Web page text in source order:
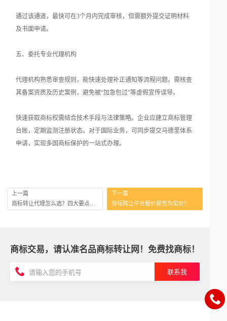
通过该通道，最快可在3个月内完成审核，但需额外提交证明材料
及书面申请。
五、委托专业代理机构
代理机构熟悉审查规则，能快速处理补正通知等流程问题。需核查
其备案资质及历史案例，避免被“加急包过”等虚假宣传误导。
快速获取商标权需结合技术手段与法律策略。企业应建立商标管理
台账，定期监测注册状态。对于国际业务，可同步提交马德里体系
申请，实现多国商标保护的一站式办理。
上一篇
下一篇
商标转让平台报价是否为实价？
商标交易，请认准名品商标转让网！免费找商标！
联系我